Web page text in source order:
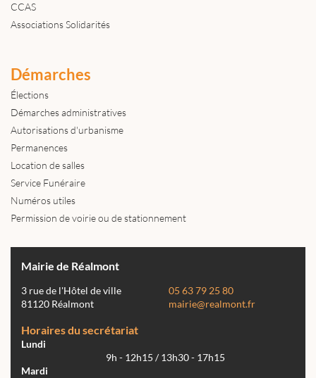
CCAS
Associations Solidarités
Démarches
Élections
Démarches administratives
Autorisations d'urbanisme
Permanences
Location de salles
Service Funéraire
Numéros utiles
Permission de voirie ou de stationnement
Mairie de Réalmont
3 rue de l'Hôtel de ville
81120 Réalmont
05 63 79 25 80
mairie@realmont.fr
Horaires du secrétariat
Lundi
9h - 12h15 / 13h30 - 17h15
Mardi